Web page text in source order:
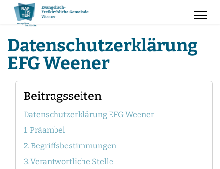
Datenschutzerklärung
EFG Weener
Beitragsseiten
Datenschutzerklärung EFG Weener
1. Präambel
2. Begriffsbestimmungen
3. Verantwortliche Stelle